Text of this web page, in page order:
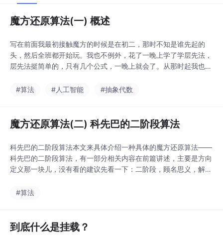
魔方还原算法(一) 概述
写在前面我最初接触魔方的时候是在初二，那时不知是谁先起的
头，然后全班都开始玩。我也不例外，花了一晚上学了学层先法，
层先法挺简单的，只有几个公式，一晚上就会了。从那时起我也是
学了学 CFOP 这个高级还原公式，速度提升很多。我玩魔方吧也
#算法 #人工智能 #抽象代数
魔方还原算法(二) 科先巴的二阶段算法
科先巴的二阶段算法本文来具体介绍一种具体的魔方还原算法——
科先巴的二阶段算法，有一部分相关内容在前篇讲述，主要是方向
定义那一块儿，没有看的建议先看一下：二阶段，顾名思义，解决
一个生动的比喻，复原魔方就像是一条小船要在汪洋大海上行驶到
#算法
到底什么是挂载？